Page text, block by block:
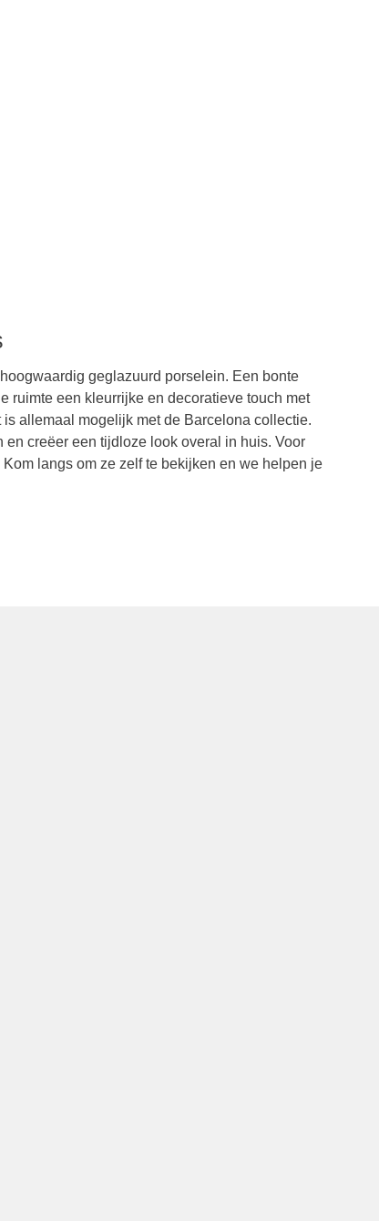
geglazuurd porselein. Een bonte
ruimte een kleurrijke en decoratieve touch met
allemaal mogelijk met de Barcelona collectie.
creëer een tijdloze look overal in huis. Voor
langs om ze zelf te bekijken en we helpen je